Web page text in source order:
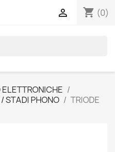
shopping_cart (0)

STADI PHONO
TRIODE